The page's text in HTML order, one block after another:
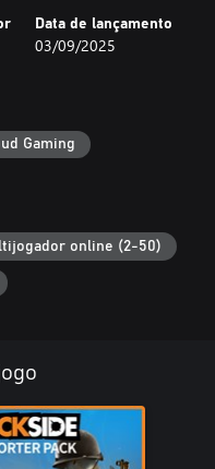
Data de lançamento
03/09/2025
Gaming
online (2-50)